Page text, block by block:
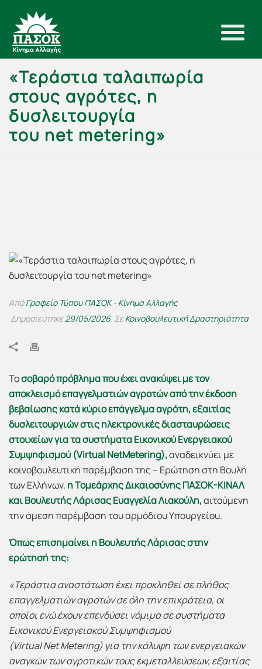
«Τεράστια ταλαιπωρία
στους αγρότες, η
δυσλειτουργία
του net metering»
ΑπόΓραφείο Τύπου ΠΑΣΟΚ - Κίνημα Αλλαγής
Δημοσιεύτηκε29/05/2026 ΣεΚοινοβουλευτική Δραστηριότητα
Τοσοβαρό πρόβλημα που έχειανακύψειμε τον
αποκλεισμό επαγγελματιών αγροτών από την έκδοση
βεβαίωσης κατά κύριο επάγγελμα αγρότη, εξαιτίας
δυσλειτουργιών στις ηλεκτρονικές διασταυρώσεις
στοιχείων για τα συστήματα Εικονικού Ενεργειακού
Συμψηφισμού (Virtual NetMetering),αναδεικνύει με
κοινοβουλευτική παρέμβαση της – Ερώτηση στη Βουλή
των Ελλήνων, η Τομεάρχης Δικαιοσύνης ΠΑΣΟΚ-ΚΙΝΑΛ
και Βουλευτής Λάρισας ΕυαγγελίαΛιακούλη,αιτούμενη
την άμεση παρέμβαση του αρμόδιου Υπουργείου.
Όπως επισημαίνει ηΒουλευτής Λάρισας στην
ερώτησήτης:
«Τεράστια αναστάτωση έχει προκληθεί σε πλήθος
επαγγελματιών αγροτών σε όλη την επικράτεια, οι
οποίοιενώ έχουν επενδύσει νόμιμα σε συστήματα
Εικονικού Ενεργειακού Συμψηφισμού
(Virtual Net Metering) για την κάλυψη των ενεργειακών
αναγκών των αγροτικών τους εκμεταλλεύσεων, εξαιτίας